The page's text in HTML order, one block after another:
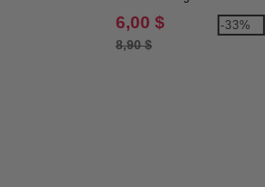
HEAVYWEIGHT BLENDMC
50/50, 9,3 oz deMC
6,00 $
8,90 $
-33%